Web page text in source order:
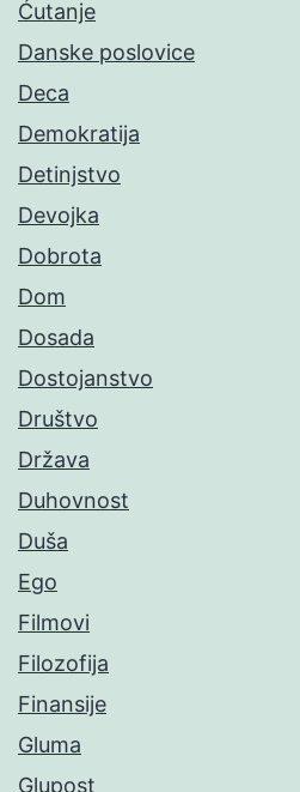
Ćutanje
Danske poslovice
Deca
Demokratija
Detinjstvo
Devojka
Dobrota
Dom
Dosada
Dostojanstvo
Društvo
Država
Duhovnost
Duša
Ego
Filmovi
Filozofija
Finansije
Gluma
Glupost